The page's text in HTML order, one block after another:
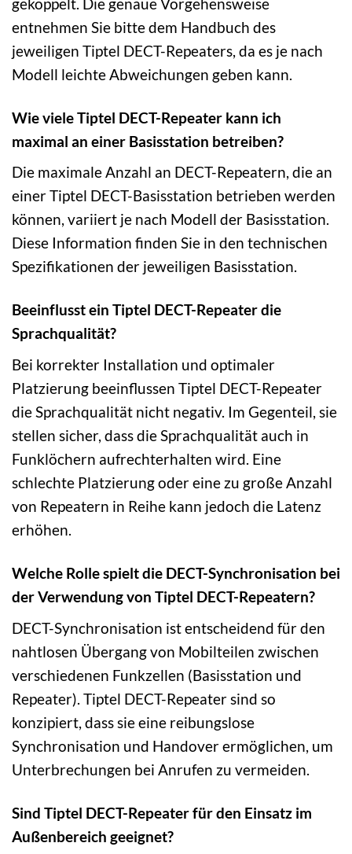
entnehmen Sie bitte dem Handbuch des
jeweiligen Tiptel DECT-Repeaters, da es je nach
Modell leichte Abweichungen geben kann.
Wie viele Tiptel DECT-Repeater kann ich
maximal an einer Basisstation betreiben?
Die maximale Anzahl an DECT-Repeatern, die an
einer Tiptel DECT-Basisstation betrieben werden
können, variiert je nach Modell der Basisstation.
Diese Information finden Sie in den technischen
Spezifikationen der jeweiligen Basisstation.
Beeinflusst ein Tiptel DECT-Repeater die
Sprachqualität?
Bei korrekter Installation und optimaler
Platzierung beeinflussen Tiptel DECT-Repeater
die Sprachqualität nicht negativ. Im Gegenteil, sie
stellen sicher, dass die Sprachqualität auch in
Funklöchern aufrechterhalten wird. Eine
schlechte Platzierung oder eine zu große Anzahl
von Repeatern in Reihe kann jedoch die Latenz
erhöhen.
Welche Rolle spielt die DECT-Synchronisation bei
der Verwendung von Tiptel DECT-Repeatern?
DECT-Synchronisation ist entscheidend für den
nahtlosen Übergang von Mobilteilen zwischen
verschiedenen Funkzellen (Basisstation und
Repeater). Tiptel DECT-Repeater sind so
konzipiert, dass sie eine reibungslose
Synchronisation und Handover ermöglichen, um
Unterbrechungen bei Anrufen zu vermeiden.
Sind Tiptel DECT-Repeater für den Einsatz im
Außenbereich geeignet?